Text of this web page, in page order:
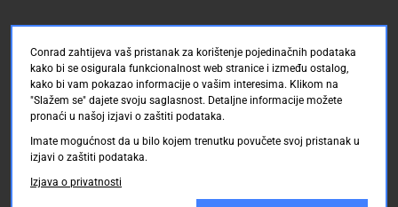
Conrad zahtijeva vaš pristanak za korištenje pojedinačnih podataka
kako bi se osigurala funkcionalnost web stranice i između ostalog,
kako bi vam pokazao informacije o vašim interesima. Klikom na
"Slažem se" dajete svoju saglasnost. Detaljne informacije možete
pronaći u našoj izjavi o zaštiti podataka.
Imate mogućnost da u bilo kojem trenutku povučete svoj pristanak u
izjavi o zaštiti podataka.
Izjava o privatnosti